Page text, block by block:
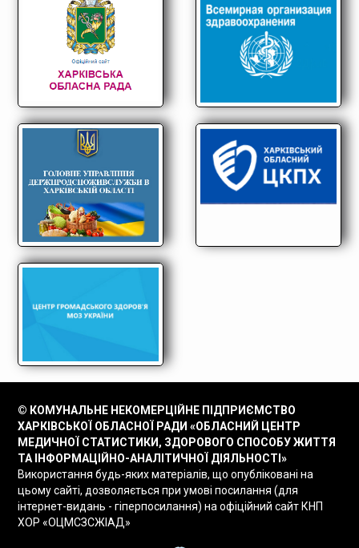
© КОМУНАЛЬНЕ НЕКОМЕРЦІЙНЕ ПІДПРИЄМСТВО
ХАРКІВСЬКОЇ ОБЛАСНОЇ РАДИ «ОБЛАСНИЙ ЦЕНТР
МЕДИЧНОЇ СТАТИСТИКИ, ЗДОРОВОГО СПОСОБУ ЖИТТЯ
ТА ІНФОРМАЦІЙНО-АНАЛІТИЧНОЇ ДІЯЛЬНОСТІ»
Використання будь-яких матеріалів, що опубліковані на
цьому сайті, дозволяється при умові посилання (для
інтернет-видань - гіперпосилання) на офіційний сайт КНП
ХОР «ОЦМСЗСЖІАД»